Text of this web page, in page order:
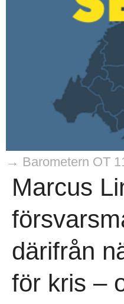
→ Barometern OT
Marcus
därifrån
för kris –